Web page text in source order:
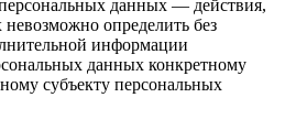
данных — действия,
невозможно определить без
информации
данных конкретному
субъекту персональных